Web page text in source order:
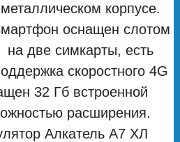
металлическом корпусе.
оснащен слотом
на две симкарты, есть
скоростного 4G
32 Гб встроенной
расширения.
Алкатель А7 ХЛ